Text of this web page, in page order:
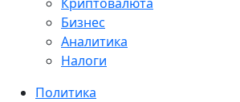
Бизнес
Аналитика
Налоги
Политика